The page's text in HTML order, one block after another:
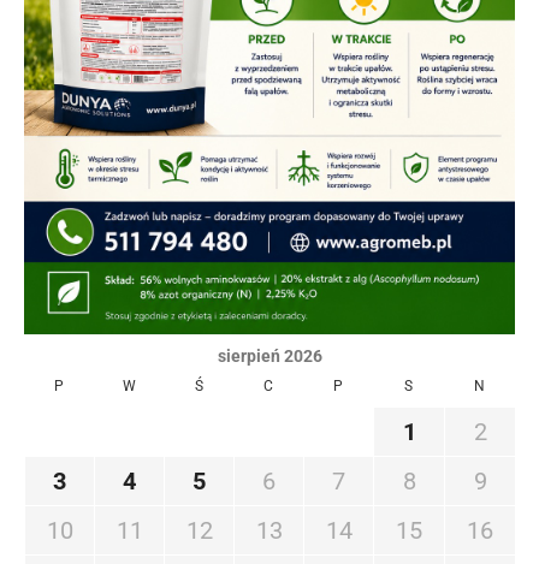
sierpień 2026
P W Ś C P S N
1
2
3
4 5 6 7 8
9
10
11 12 13 14 15
16